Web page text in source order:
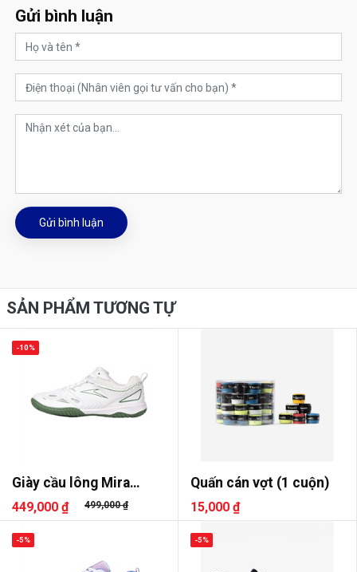
Gửi bình luận
Gửi bình luận
SẢN PHẨM TƯƠNG TỰ
Giày cầu lông Mira
Lighter
449,000 ₫ 499,000 ₫
-10%
Quấn cán vợt (1 cuộn)
15,000 ₫
-5% -5%